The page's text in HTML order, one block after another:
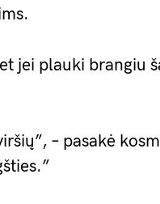
jei plauki brangiu
– pasakė